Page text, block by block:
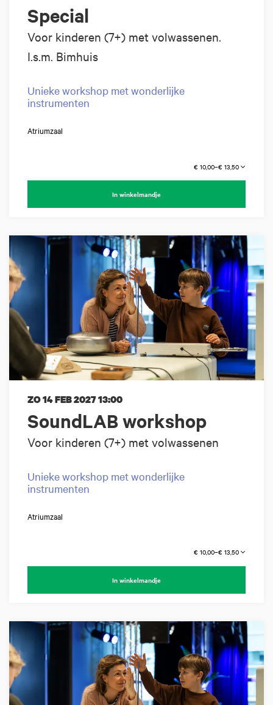
Special
Voor kinderen (7+) met volwassenen.
I.s.m. Bimhuis
Unieke workshop met wonderlijke
instrumenten
Atriumzaal
€ 10,00–€ 13,50
In winkelmandje
SoundLAB workshop
Voor kinderen (7+) met volwassenen
ZO 14 FEB 202713:00
Unieke workshop met wonderlijke
instrumenten
Atriumzaal
€ 10,00–€ 13,50
In winkelmandje